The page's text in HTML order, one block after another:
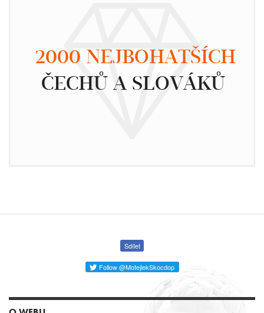
2000 NEJBOHATŠÍCH
ČECHŮ A SLOVÁKŮ
Sdílet
Follow @MotejlekSkocdop